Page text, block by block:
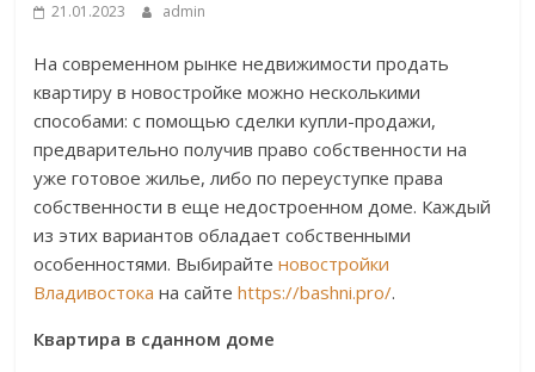
21.01.2023 admin
На современном рынке недвижимости продать
квартиру в новостройке можно несколькими
способами: с помощью сделки купли-продажи,
предварительно получив право собственности на
уже готовое жилье, либо по переуступке права
собственности в еще недостроенном доме. Каждый
из этих вариантов обладает собственными
особенностями. Выбирайтеновостройки
Владивостока на сайтеhttps://bashni.pro/.
Квартира в сданном доме